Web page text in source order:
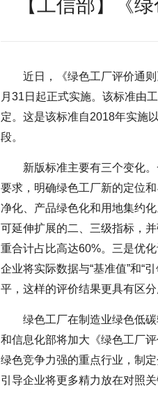
【工信部】《
近日，《绿色工厂评价通
月31日起正式实施。该标准由
定。这是该标准自2018年实施
段。
新版标准主要有三个变化
要求，明确绿色工厂新的定位
净化、产品绿色化和用地集约
可延伸扩展的二、三级指标，
重合计占比高达60%。三是优化
企业将实际数据与“基准值”和“
平，这样的评价结果更具有区分
绿色工厂在制造业绿色低
和信息化部将加大《绿色工厂
绿色竞争力强的重点行业，制
引导企业将更多精力放在对照